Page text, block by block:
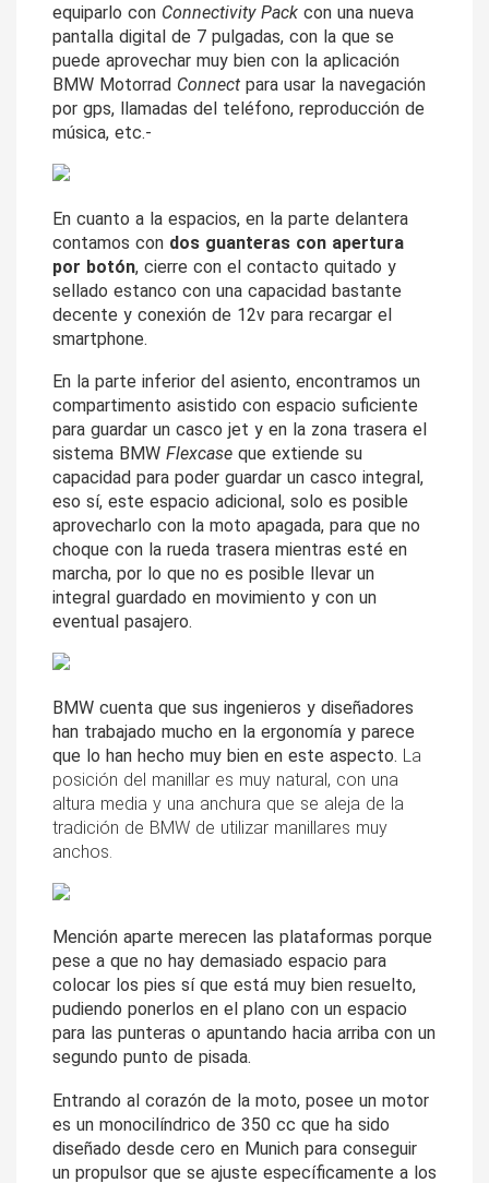
equiparlo con Connectivity Pack con una nueva
pantalla digital de 7 pulgadas, con la que se
puede aprovechar muy bien con la aplicación
BMW Motorrad Connect para usar la navegación
por gps, llamadas del teléfono, reproducción de
música, etc.-
En cuanto a la espacios, en la parte delantera
contamos con dos guanteras con apertura
por botón, cierre con el contacto quitado y
sellado estanco con una capacidad bastante
decente y conexión de 12v para recargar el
smartphone.
En la parte inferior del asiento, encontramos un
compartimento asistido con espacio suficiente
para guardar un casco jet y en la zona trasera el
sistema BMW Flexcase que extiende su
capacidad para poder guardar un casco integral,
eso sí, este espacio adicional, solo es posible
aprovecharlo con la moto apagada, para que no
choque con la rueda trasera mientras esté en
marcha, por lo que no es posible llevar un
integral guardado en movimiento y con un
eventual pasajero.
BMW cuenta que sus ingenieros y diseñadores
han trabajado mucho en la ergonomía y parece
que lo han hecho muy bien en este aspecto. La
posición del manillar es muy natural, con una
altura media y una anchura que se aleja de la
tradición de BMW de utilizar manillares muy
anchos.
Mención aparte merecen las plataformas porque
pese a que no hay demasiado espacio para
colocar los pies sí que está muy bien resuelto,
pudiendo ponerlos en el plano con un espacio
para las punteras o apuntando hacia arriba con un
segundo punto de pisada.
Entrando al corazón de la moto, posee un motor
es un monocilíndrico de 350 cc que ha sido
diseñado desde cero en Munich para conseguir
un propulsor que se ajuste específicamente a los